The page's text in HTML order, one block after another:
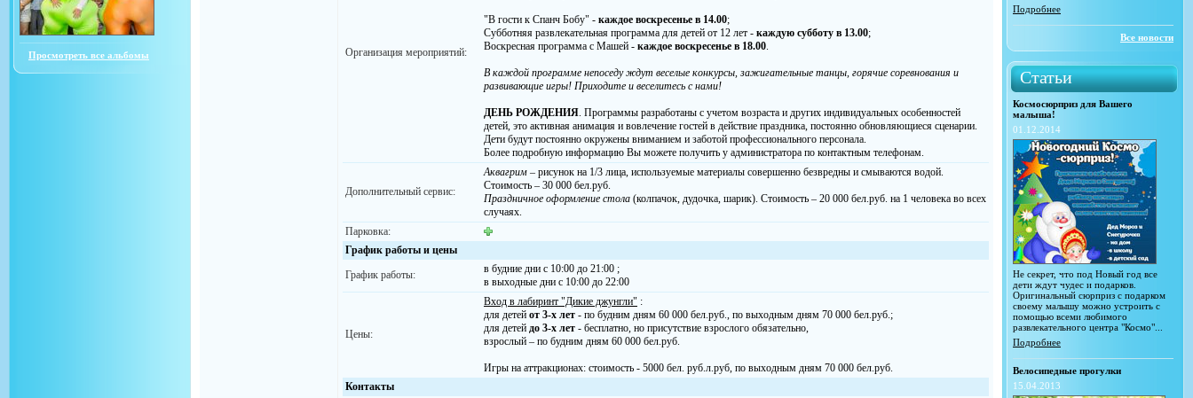
Просмотреть все альбомы Организация мероприятий:
"В гости к Спанч Бобу" - каждое воскресенье в 14.00;
Субботняя развлекательная программа для детей от 12 лет - каждую субботу в 13.00;
Воскресная программа с Машей - каждое воскресенье в 18.00.
В каждой программе непоседу ждут веселые конкурсы, зажигательные танцы, горячие соревнования и
развивающие игры! Приходите и веселитесь с нами!
ДЕНЬ РОЖДЕНИЯ. Программы разработаны с учетом возраста и других индивидуальных особенностей
детей, это активная анимация и вовлечение гостей в действие праздника, постоянно обновляющиеся сценарии.
Дети будут постоянно окружены вниманием и заботой профессионального персонала.
Более подробную информацию Вы можете получить у администратора по контактным телефонам.
Дополнительный сервис:
Аквагрим – рисунок на 1/3 лица, используемые материалы совершенно безвредны и смываются водой.
Стоимость – 30 000 бел.руб.
Праздничное оформление стола (колпачок, дудочка, шарик). Стоимость – 20 000 бел.руб. на 1 человека во всех
случаях.
Парковка:
График работы и цены
График работы:
в будние дни с 10:00 до 21:00 ;
в выходные дни с 10:00 до 22:00
Цены:
Вход в лабиринт "Дикие джунгли" :
для детей от 3-х лет - по будним дням 60 000 бел.руб., по выходным дням 70 000 бел.руб.;
для детей до 3-х лет - бесплатно, но присутствие взрослого обязательно,
взрослый – по будним дням 60 000 бел.руб.
Игры на аттракционах: стоимость - 5000 бел. руб.л.руб, по выходным дням 70 000 бел.руб.
Контакты
Подробнее
Все новости
Статьи
Космосюрприз для Вашего
малыша!
01.12.2014
Не секрет, что под Новый год все
дети ждут чудес и подарков.
Оригинальный сюрприз с подарком
своему малышу можно устроить с
помощью всеми любимого
развлекательного центра "Космо"...
Подробнее
Велосипедные прогулки
15.04.2013